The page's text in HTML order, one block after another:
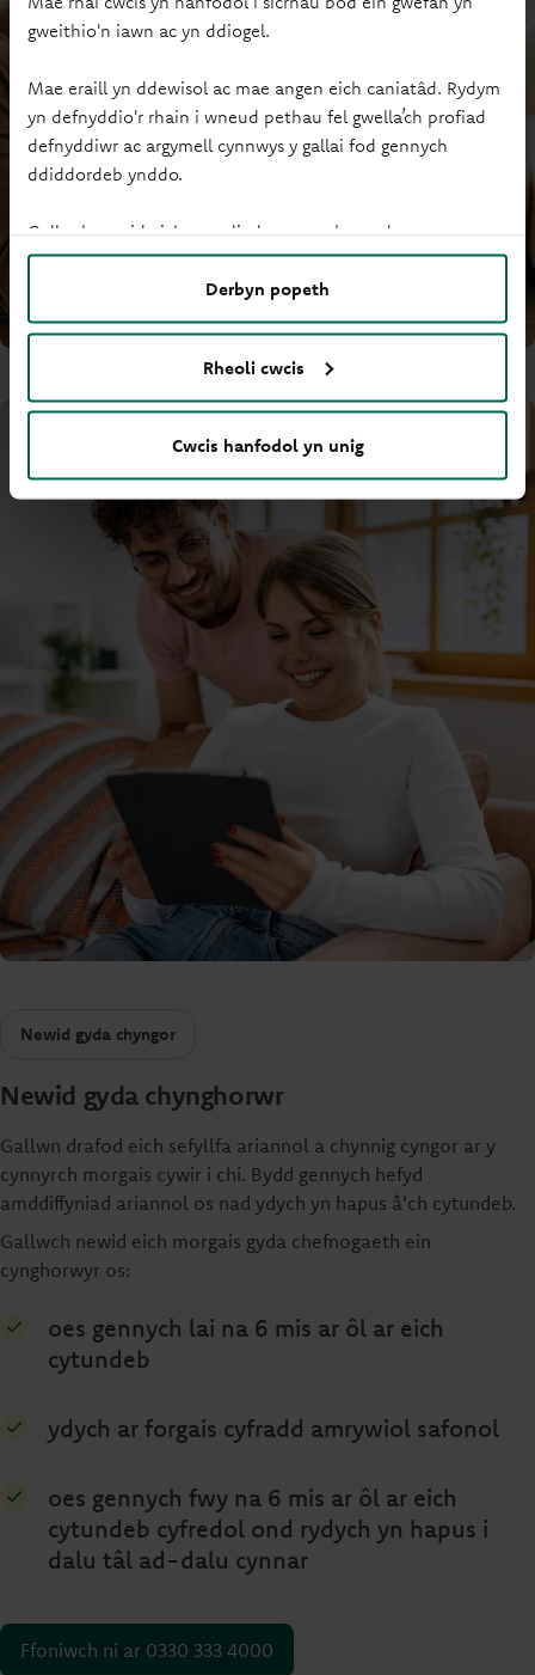
gweithio'n iawn ac yn ddiogel.
Mae eraill yn ddewisol ac mae angen eich caniatâd. Rydym
yn defnyddio'r rhain i wneud pethau fel gwella’ch profiad
defnyddiwr ac argymell cynnwys y gallai fod gennych
ddiddordeb ynddo.
Gallwch newid eich gosodiadau ar unrhyw adeg.
Derbyn popeth
Rheoli cwcis
Cwcis hanfodol yn unig
Newid gyda chyngor
Newid gyda chynghorwr
Gallwn drafod eich sefyllfa ariannol a chynnig cyngor ar y
cynnyrch morgais cywir i chi. Bydd gennych hefyd
amddiffyniad ariannol os nad ydych yn hapus â'ch cytundeb.
Gallwch newid eich morgais gyda chefnogaeth ein
cynghorwyr os:
oes gennych lai na 6 mis ar ôl ar eich
cytundeb
ydych ar forgais cyfradd amrywiol safonol
oes gennych fwy na 6 mis ar ôl ar eich
cytundeb cyfredol ond rydych yn hapus i
dalu tâl ad-dalu cynnar
Ffoniwch ni ar 0330 333 4000